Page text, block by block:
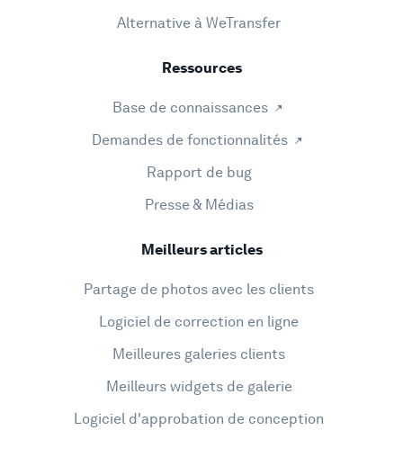
Alternative à WeTransfer
Ressources
Base de connaissances
Demandes de fonctionnalités
Rapport de bug
Presse & Médias
Meilleurs articles
Partage de photos avec les clients
Logiciel de correction en ligne
Meilleures galeries clients
Meilleurs widgets de galerie
Logiciel d'approbation de conception